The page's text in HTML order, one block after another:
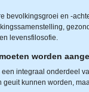
bevolkingsgroei en -
levensfilosofie.
worden
integraal onderdeel
geuit kunnen worden,